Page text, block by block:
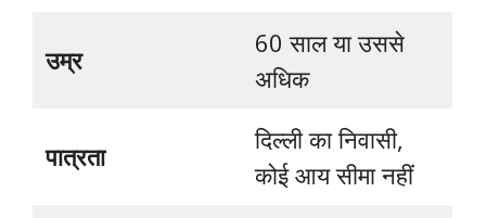
उम्र
60 साल या उससे
अधिक
पात्रता
दिल्ली का निवासी,
कोई आय सीमा नहीं